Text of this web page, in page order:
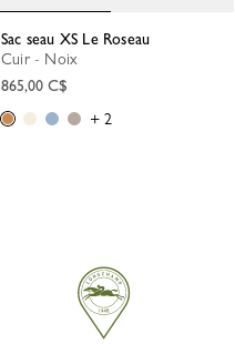
Sac seau XS Le Roseau
Cuir - Noix
865,00 C$
+ 2